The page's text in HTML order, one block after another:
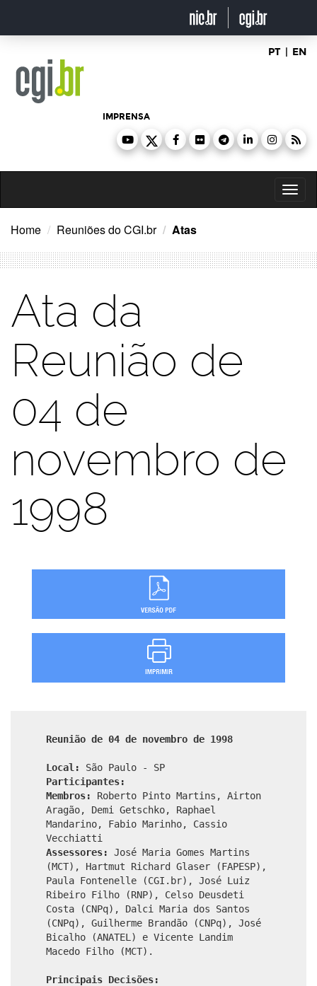
o
PT | EN
IMPRENSA
Home Reuniões do CGI.br Atas
Ata da
Reunião de
04 de
novembro de
1998
Reunião de 04 de novembro de 1998
Local:
São Paulo - SP
Participantes:
Membros:
Roberto Pinto Martins, Airton
Aragão, Demi Getschko, Raphael
Mandarino, Fabio Marinho, Cassio
Vecchiatti
Assessores:
José Maria Gomes Martins
(MCT), Hartmut Richard Glaser (FAPESP),
Paula Fontenelle (CGI.br), José Luiz
Ribeiro Filho (RNP), Celso Deusdeti
Costa (CNPq), Dalci Maria dos Santos
(CNPq), Guilherme Brandão (CNPq), José
Bicalho (ANATEL) e Vicente Landim
Macedo Filho (MCT).
Principais Decisões: